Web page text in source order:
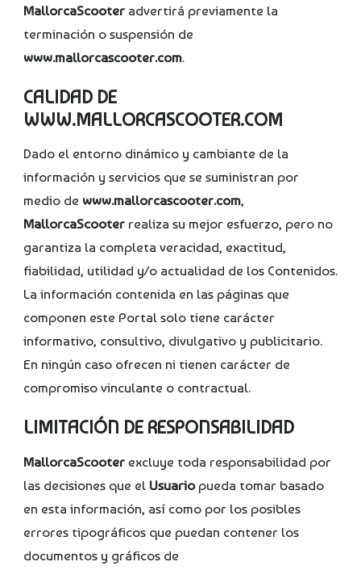
MallorcaScooter advertirá previamente la
terminación o suspensión de
www.mallorcascooter.com.
CALIDAD DE
WWW.MALLORCASCOOTER.COM
Dado el entorno dinámico y cambiante de la
información y servicios que se suministran por
medio de www.mallorcascooter.com,
MallorcaScooter realiza su mejor esfuerzo, pero no
garantiza la completa veracidad, exactitud,
fiabilidad, utilidad y/o actualidad de los Contenidos.
La información contenida en las páginas que
componen este Portal solo tiene carácter
informativo, consultivo, divulgativo y publicitario.
En ningún caso ofrecen ni tienen carácter de
compromiso vinculante o contractual.
LIMITACIÓN DE RESPONSABILIDAD
MallorcaScooter excluye toda responsabilidad por
las decisiones que el Usuariopueda tomar basado
en esta información, así como por los posibles
errores tipográficos que puedan contener los
documentos y gráficos de